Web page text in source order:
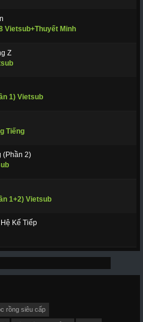
Vietsub+Thuyết Minh
Z
1) Vietsub
Tiếng
(Phần 2)
1+2) Vietsub
Kế Tiếp
rồng siêu cấp